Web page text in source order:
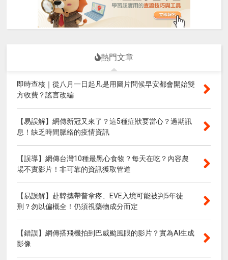
熱門文章
即時查核｜從八月一日起凡是用圖片問候早安都會開始雙
方收費？謠言改編
【易誤解】網傳新冠又來了？這5種症狀要當心？過期訊
息！缺乏時間脈絡的疫情資訊
【誤導】網傳台灣10種最黑心食物？每天在吃？內容農
場不實影片！非可靠的資訊獲取管道
【易誤解】赴韓攜帶普拿疼、EVE入境可能被判5年徒
刑？勿以偏概全！仍須視藥物成分而定
【錯誤】網傳搭飛機拍到巴威颱風眼的影片？實為AI生成
影像